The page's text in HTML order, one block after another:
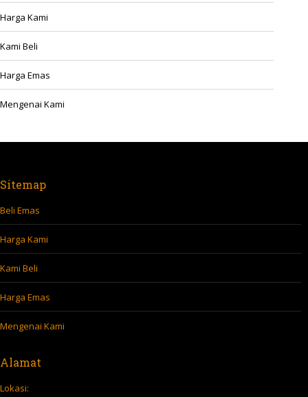
Harga Kami
Kami Beli
Harga Emas
Mengenai Kami
Sitemap
Beli Emas
Harga Kami
Kami Beli
Harga Emas
Mengenai Kami
Alamat
Lokasi: